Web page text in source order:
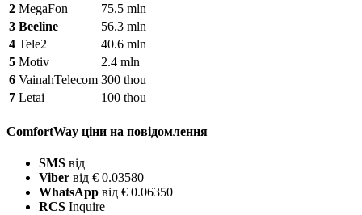
2 MegaFon
75.5 mln
3 Beeline
56.3 mln
4 Tele2
40.6 mln
5 Motiv
2.4 mln
6 VainahTelecom 300 thou
7 Letai 100 thou
ComfortWay ціни на повідомлення
SMS від
Viber від € 0.03580
WhatsApp від € 0.06350
RCS Inquire